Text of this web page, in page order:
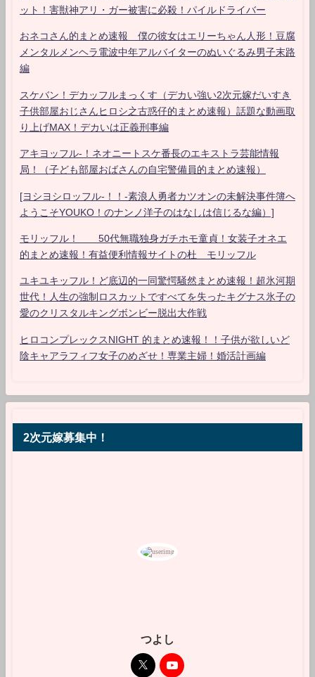
ット！害獣神アリ・ガー被害に必殺！パイルドライバー
おネコさん的まとめ速報 僕の彼女はエリーちゃん人形！豆腐
メンタルメンヘラ電波中年アルバイターのぬいぐるみ男子末路
編
スケバン！デカッフルまっくす（デカい強い2次元嫁だいすき
子供部屋おじさんヒロシ之古惑仔的まとめ速報）話題な動画取
り上げMAX！デカいは正義刑事編
アキヨッフル-！ネオニートスケ番長のエキストラ芸能情報
局！（子ども部屋おばさんの自宅警備員的まとめ速報）
[ヨシヨシロッフル-！！-素浪人勇者カツオンの未解決事件簿へ
ようこそYOUKO！のナンノ洋子のはなしは信じるな編）]
モリッフル！ 50代無職独身ガチホモ童貞！女装子オネエ
的まとめ速報！有益便利情報サイトの杜 モリッフル
ユキユキッフル！ど底辺的一同驚愕騒然まとめ速報！超氷河期
世代！人生の強制ロスカットですべてを失ったキグナス氷子の
愛のクリスタルキングボンビー脱出大作戦
ヒロコンプレックスNIGHT 的まとめ速報！！子供が欲しいど
陰キャアラフィフ女子のめざせ！専業主婦！婚活計画編
2次元嫁募集中！
つよし